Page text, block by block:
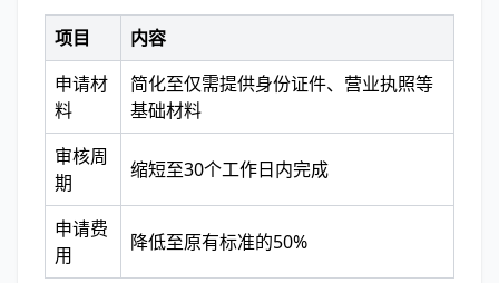
项目
内容
申请材
料
简化至仅需提供身份证件、营业执照等
基础材料
审核周
期
缩短至30个工作日内完成
申请费
用
降低至原有标准的50%